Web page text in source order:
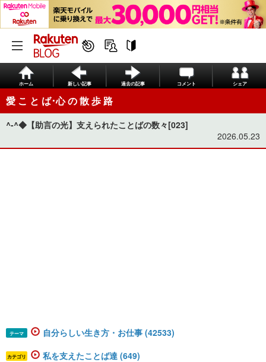
ホーム 新しい記事 過去の記事 コメント シェア
愛 こ と ば･心 の 散 歩 路
^-^◆【助言の光】支えられたことばの数々[023]
2026.05.23
テーマ 自分らしい生き方・お仕事 (42533)
カテゴリ 私を支えたことば達 (649)